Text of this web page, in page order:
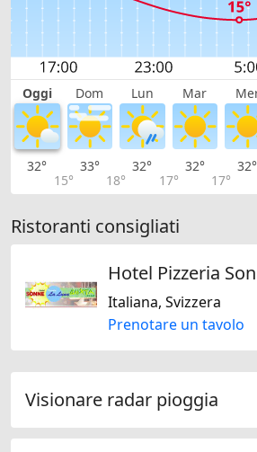
Oggi Dom Lun Mar
32°
15°
33°
18°
32°
17°
32°
17°
32°
Ristoranti consigliati
Hotel Pizzeria
Italiana, Svizzera
Prenotare un tavolo
Visionare radar pioggia